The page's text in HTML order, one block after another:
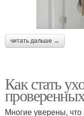
читать дальше →
Как стать
Многие уверены,